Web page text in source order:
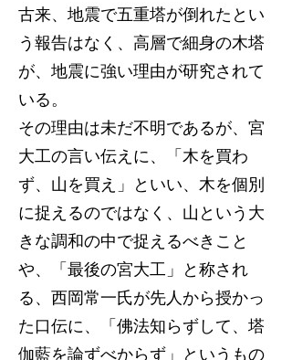
古来、地震で五重塔が倒れたとい
う報告はなく、高層で細身の木塔
が、地震に強い理由が研究されて
いる。
その理由は未だ不明であるが、宮
大工の言い伝えに、「木を買わ
ず、山を買え」といい、木を個別
に捉えるのではなく、山という大
きな調和の中で捉えるべきこと
や、「最後の宮大工」と称され
る、西岡常一氏が先人から授かっ
た口伝に、「佛法知らずして、塔
伽藍を論ずべからず」というもの